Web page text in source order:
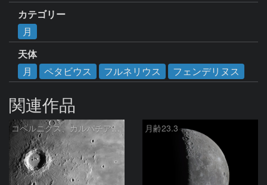
カテゴリー
月
天体
月
ペタビウス フルネリウス フェンデリヌス
関連作品
コペルニクス、カルパチア山脈付近 月齢23.3